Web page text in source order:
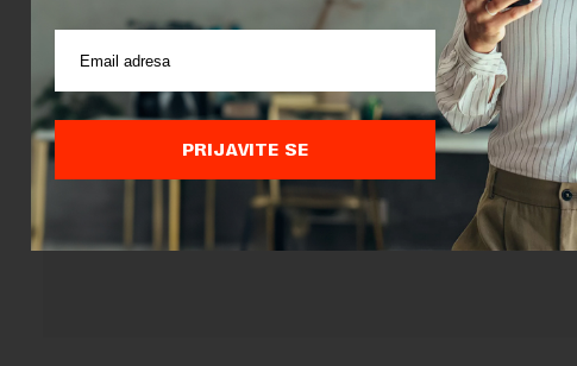
Pre slanja komentara, molimo vas da se upoznate sapravilima
korišćenja sajta.
Sajt je zaštićen pomocu reCaptcha i Google.Google Politika
PRIJAVITE SE